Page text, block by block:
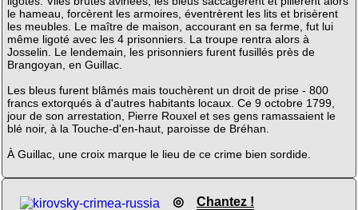
le hameau, forcèrent les armoires, éventrèrent les lits et brisèrent
les meubles. Le maître de maison, accourant en sa ferme, fut lui
même ligoté avec les 4 prisonniers. La troupe rentra alors à
Josselin. Le lendemain, les prisonniers furent fusillés près de
Brangoyan, en Guillac.
Les bleus furent blâmés mais touchèrent un droit de prise - 800
francs extorqués à d'autres habitants locaux. Ce 9 octobre 1799,
jour de son arrestation, Pierre Rouxel et ses gens ramassaient le
blé noir, à la Touche-d'en-haut, paroisse de Bréhan.
À Guillac, une croix marque le lieu de ce crime bien sordide.
◎ Chantez !